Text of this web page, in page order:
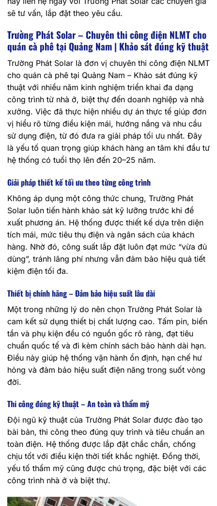
sẽ tư vấn, lắp đặt theo yêu cầu.
Trường Phát Solar – Chuyên thi công điện NLMT cho
quán cà phê tại Quảng Nam | Khảo sát đúng kỹ thuật
Trường Phát Solar là đơn vị chuyên thi công điện NLMT
cho quán cà phê tại Quảng Nam – Khảo sát đúng kỹ
thuật với nhiều năm kinh nghiệm triển khai đa dạng
công trình từ nhà ở, biệt thự đến doanh nghiệp và nhà
xưởng. Việc đã thực hiện nhiều dự án thực tế giúp đơn
vị hiểu rõ từng điều kiện mái, hướng nắng và nhu cầu
sử dụng điện, từ đó đưa ra giải pháp tối ưu nhất. Đây
là yếu tố quan trọng giúp khách hàng an tâm khi đầu tư
hệ thống có tuổi thọ lên đến 20–25 năm.
Giải pháp thiết kế tối ưu theo từng công trình
Không áp dụng một công thức chung, Trường Phát
Solar luôn tiến hành khảo sát kỹ lưỡng trước khi đề
xuất phương án. Hệ thống được thiết kế dựa trên diện
tích mái, mức tiêu thụ điện và ngân sách của khách
hàng. Nhờ đó, công suất lắp đặt luôn đạt mức “vừa đủ
dùng”, tránh lãng phí nhưng vẫn đảm bảo hiệu quả tiết
kiệm điện tối đa.
Thiết bị chính hãng – Đảm bảo hiệu suất lâu dài
Một trong những lý do nên chọn Trường Phát Solar là
cam kết sử dụng thiết bị chất lượng cao. Tấm pin, biến
tần và phụ kiện đều có nguồn gốc rõ ràng, đạt tiêu
chuẩn quốc tế và đi kèm chính sách bảo hành dài hạn.
Điều này giúp hệ thống vận hành ổn định, hạn chế hư
hỏng và đảm bảo hiệu suất điện năng trong suốt vòng
đời.
Thi công đúng kỹ thuật – An toàn và thẩm mỹ
Đội ngũ kỹ thuật của Trường Phát Solar được đào tạo
bài bản, thi công theo đúng quy trình và tiêu chuẩn an
toàn điện. Hệ thống được lắp đặt chắc chắn, chống
chịu tốt với điều kiện thời tiết khắc nghiệt. Đồng thời,
yếu tố thẩm mỹ cũng được chú trọng, đặc biệt với các
công trình nhà ở và biệt thự.